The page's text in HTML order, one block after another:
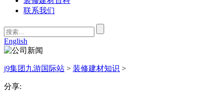
联系我们
English
j9集团九游国际站 > 装修建材知识 >
分享: